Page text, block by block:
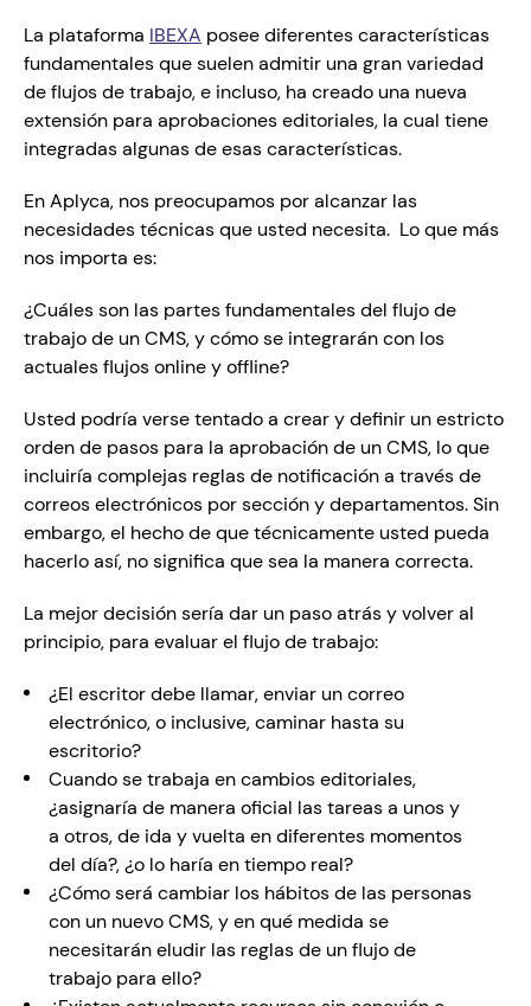
La plataforma IBEXA posee diferentes características
fundamentales que suelen admitir una gran variedad
de flujos de trabajo, e incluso, ha creado una nueva
extensión para aprobaciones editoriales, la cual tiene
integradas algunas de esas características.
En Aplyca, nos preocupamos por alcanzar las
necesidades técnicas que usted necesita.  Lo que más
nos importa es:
¿Cuáles son las partes fundamentales del flujo de
trabajo de un CMS, y cómo se integrarán con los
actuales flujos online y offline?
Usted podría verse tentado a crear y definir un estricto
orden de pasos para la aprobación de un CMS, lo que
incluiría complejas reglas de notificación a través de
correos electrónicos por sección y departamentos. Sin
embargo, el hecho de que técnicamente usted pueda
hacerlo así, no significa que sea la manera correcta.
La mejor decisión sería dar un paso atrás y volver al
principio, para evaluar el flujo de trabajo:
¿El escritor debe llamar, enviar un correo
electrónico, o inclusive, caminar hasta su
escritorio?
Cuando se trabaja en cambios editoriales,
¿asignaría de manera oficial las tareas a unos y
a otros, de ida y vuelta en diferentes momentos
del día?, ¿o lo haría en tiempo real?
¿Cómo será cambiar los hábitos de las personas
con un nuevo CMS, y en qué medida se
necesitarán eludir las reglas de un flujo de
trabajo para ello?